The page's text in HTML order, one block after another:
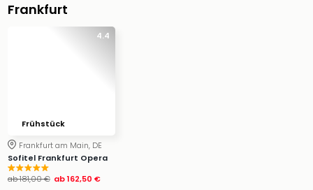
Frankfurt
4.4
Frühstück
Frankfurt am Main, DE
Sofitel Frankfurt Opera
ab181,00 € ab162,50 €